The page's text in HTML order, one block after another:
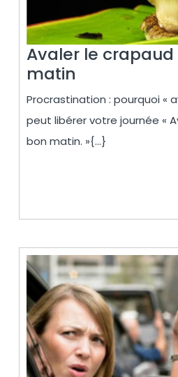
Avaler le
matin
le
crapaud
de
bon
Procrastination : pourquoi «
peut libérer votre journée «
bon matin. »{...}